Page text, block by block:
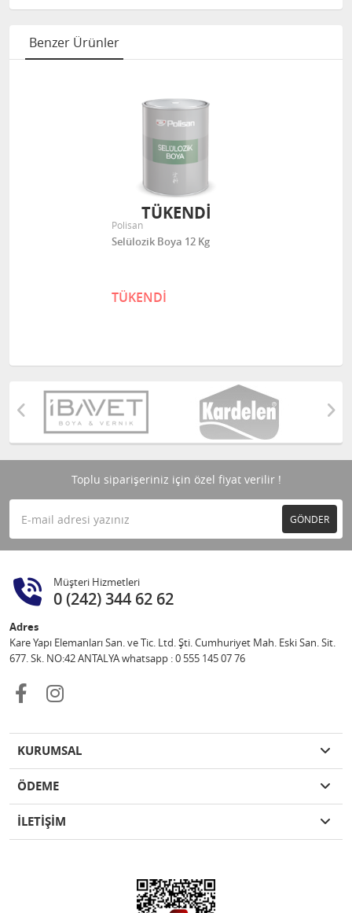
Benzer Ürünler
Polisan
Selülozik Boya 12 Kg
TÜKENDİ
TÜKENDİ
Toplu siparişeriniz için özel fiyat verilir !
GÖNDER
Müşteri Hizmetleri
0 (242) 344 62 62
Adres
Kare Yapı Elemanları San. ve Tic. Ltd. Şti. Cumhuriyet Mah. Eski San. Sit.
677. Sk. NO:42 ANTALYA whatsapp : 0 555 145 07 76
KURUMSAL
ÖDEME
İLETİŞİM